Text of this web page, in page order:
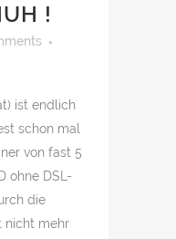
!
ist endlich
schon mal
von fast 5
ohne DSL-
die
nicht mehr